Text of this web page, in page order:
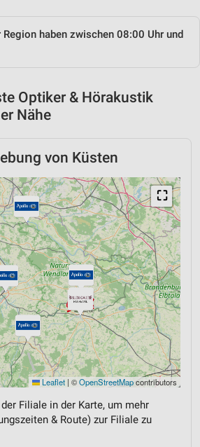
haben zwischen 08:00 Uhr und
Optiker & Hörakustik
Nähe
von Küsten
⛶
Leaflet | ©OpenStreetMapcontributors
Filiale in der Karte, um mehr
& Route) zur Filiale zu